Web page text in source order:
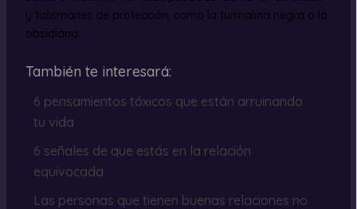
y talismanes de protección, como la turmalina negra o la
obsidiana.
También te interesará:
6 pensamientos tóxicos que están arruinando
tu vida
6 señales de que estás en la relación
equivocada
Las personas que tienen buenas relaciones no